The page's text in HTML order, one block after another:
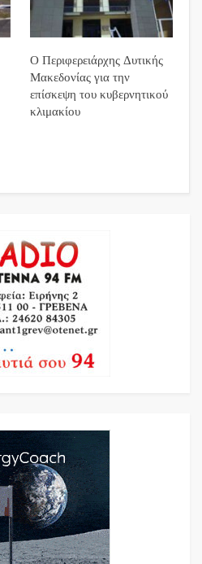
Ο Περιφερειάρχης Δυτικής
Μακεδονίας για την
επίσκεψη του κυβερνητικού
κλιμακίου